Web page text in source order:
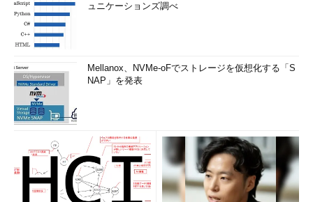
ュニケーションズ調べ
Mellanox、NVMe-oFでストレージを仮想化する「S
NAP」を発表